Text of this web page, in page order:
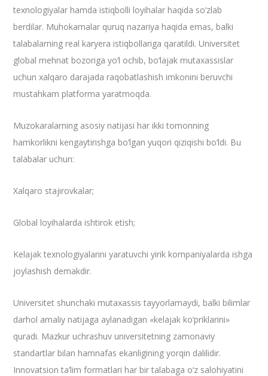
texnologiyalar hamda istiqbolli loyihalar haqida so‘zlab
berdilar. Muhokamalar quruq nazariya haqida emas, balki
talabalarning real karyera istiqbollariga qaratildi. Universitet
global mehnat bozoriga yo‘l ochib, bo‘lajak mutaxassislar
uchun xalqaro darajada raqobatlashish imkonini beruvchi
mustahkam platforma yaratmoqda.
​Muzokaralarning asosiy natijasi har ikki tomonning
hamkorlikni kengaytirishga bo‘lgan yuqori qiziqishi bo‘ldi. Bu
talabalar uchun:
​Xalqaro stajirovkalar;
​Global loyihalarda ishtirok etish;
​Kelajak texnologiyalarini yaratuvchi yirik kompaniyalarda ishga
joylashish demakdir.
​Universitet shunchaki mutaxassis tayyorlamaydi, balki bilimlar
darhol amaliy natijaga aylanadigan «kelajak ko‘priklarini»
quradi. Mazkur uchrashuv universitetning zamonaviy
standartlar bilan hamnafas ekanligining yorqin dalilidir.
Innovatsion ta’lim formatlari har bir talabaga o‘z salohiyatini